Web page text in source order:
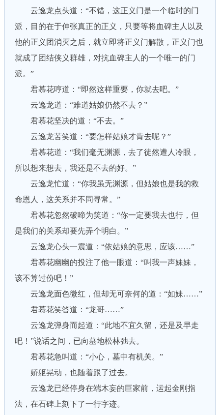
云逸龙点头道：“不错，这正义门是一个临时的门
派，目的在于伸张真正的正义，只要等将血碑主人以及
他的正义团消灭之后，就立即将正义门解散，正义门也
就成了团结侠义群雄，对抗血碑主人的一个唯一的门
派。”
君慕花哼道：“即然这样重要，你就去吧。”
云逸龙道：“难道姑娘仍然不去？”
君慕花坚决的道：“不去。”
云逸龙苦笑道：“要怎样姑娘才肯去呢？”
君慕花道：“我们毫无渊源，去了徒然遭人冷眼，
所以想来想去，我还是不去的好。”
云逸龙忙道：“你我虽无渊源，但姑娘也是我的救
命恩人，这关系并不同寻常。”
君慕花忽然破啼为笑道：“你一定要我去也行，但
是我们的关系却要先弄个明白。”
云逸龙心头一震道：“依姑娘的意思，应该……”
君慕花幽幽的投注了他一眼道：“叫我一声妹妹，
该不算过份吧！”
云逸龙面色微红，但却无可奈何的道：“如妹……”
君慕花笑答道：“龙哥……”
云逸龙弹身而起道：“此地不宜久留，还是及早走
吧！”说话之间，已向墓地松林弛去。
君慕花急叫道：“小心，墓中有机关。”
娇躯晃动，也随着跟了过去。
云逸龙已经停身在端木妄的巨家前，运起金刚指
法，在石碑上刻下了一行字迹。